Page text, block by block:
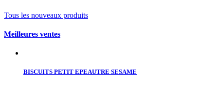
Tous les nouveaux produits
Meilleures ventes
BISCUITS PETIT EPEAUTRE SESAME